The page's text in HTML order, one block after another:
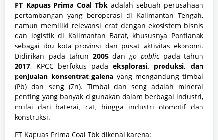
PT Kapuas Prima Coal Tbkadalah sebuah perusahaan
pertambangan yang beroperasi di Kalimantan Tengah,
namun memiliki relevansi erat dengan ekosistem bisnis
dan logistik di Kalimantan Barat, khususnya Pontianak
sebagai ibu kota provinsi dan pusat aktivitas ekonomi.
Didirikan pada tahun 2005dango publicpada tahun
2017, KPCC berfokus pada eksplorasi, produksi, dan
penjualan konsentrat galena yang mengandung timbal
(Pb) dan seng (Zn). Timbal dan seng adalah mineral
penting yang banyak digunakan dalam berbagai industri,
mulai dari baterai, cat, hingga industri otomotif dan
konstruksi.
PT Kapuas Prima Coal Tbk dikenal karena: